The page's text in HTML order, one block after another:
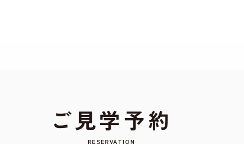
ご見学予約
RESERVATION
ですか? 当社ではお客様のプライバシーを